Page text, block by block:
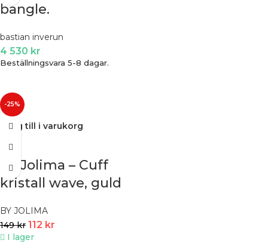
bangle.
bastian inverun
4 530 kr
Beställningsvara 5-8 dagar.
-25%
Lägg till i varukorg
By Jolima – Cuff
kristall wave, guld
BY JOLIMA
149kr 112 kr
I lager